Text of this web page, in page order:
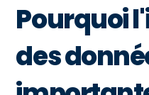
Pourquoi
des